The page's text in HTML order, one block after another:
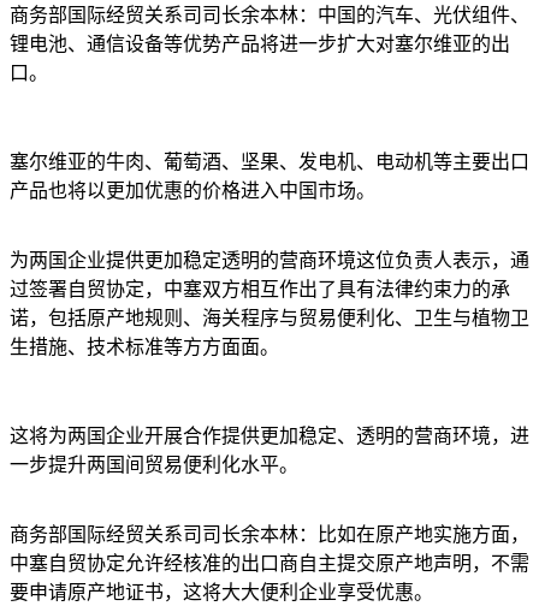
商务部国际经贸关系司司长余本林：中国的汽车、光伏组件、
锂电池、通信设备等优势产品将进一步扩大对塞尔维亚的出
口。
塞尔维亚的牛肉、葡萄酒、坚果、发电机、电动机等主要出口
产品也将以更加优惠的价格进入中国市场。
为两国企业提供更加稳定透明的营商环境这位负责人表示，通
过签署自贸协定，中塞双方相互作出了具有法律约束力的承
诺，包括原产地规则、海关程序与贸易便利化、卫生与植物卫
生措施、技术标准等方方面面。
这将为两国企业开展合作提供更加稳定、透明的营商环境，进
一步提升两国间贸易便利化水平。
商务部国际经贸关系司司长余本林：比如在原产地实施方面，
中塞自贸协定允许经核准的出口商自主提交原产地声明，不需
要申请原产地证书，这将大大便利企业享受优惠。